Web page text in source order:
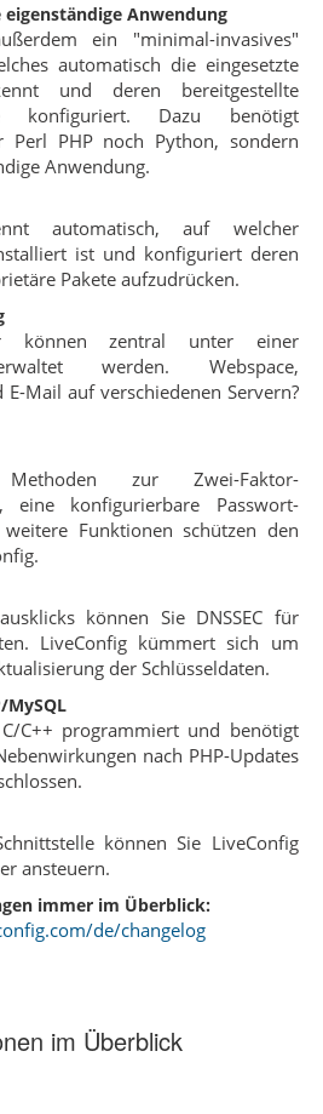
eigenständige Anwendung
ein "minimal-invasives"
automatisch die eingesetzte
und deren bereitgestellte
konfiguriert. Dazu benötigt
Perl PHP noch Python, sondern
Anwendung.
automatisch, auf welcher
ist und konfiguriert deren
Pakete aufzudrücken.
können zentral unter einer
werden. Webspace,
E-Mail auf verschiedenen Servern?
Methoden zur Zwei-Faktor-
eine konfigurierbare Passwort-
Funktionen schützen den
können Sie DNSSEC für
LiveConfig kümmert sich um
der Schlüsseldaten.
MySQL
C++ programmiert und benötigt
nach PHP-Updates
können Sie LiveConfig
ansteuern.
immer im Überblick:
de/changelog
im Überblick